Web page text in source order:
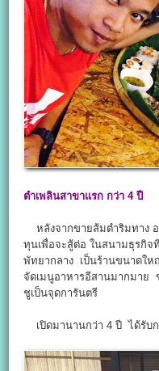
ตำเพลินสาขาแรก กว่า 4ปี
หลังจากขายส้มตำริมทาง
ทุนเพื่อจะสู้ต่อ ในสนามธุรกิ
พัทยากลาง เป็นร้านขนาดให
จัดเมนูอาหารอีสานมากมาย
ชูเป็นจุดการันตรี
เปิดมานานกว่า 4 ปี ได้รับก